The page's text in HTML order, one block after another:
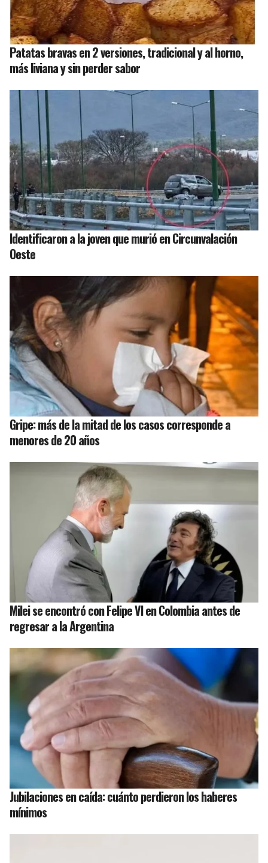
Patatas bravas en 2 versiones, tradicional y al horno,
más liviana y sin perder sabor
Identificaron a la joven que murió en Circunvalación
Oeste
Gripe: más de la mitad de los casos corresponde a
menores de 20 años
Milei se encontró con Felipe VI en Colombia antes de
regresar a la Argentina
Jubilaciones en caída: cuánto perdieron los haberes
mínimos